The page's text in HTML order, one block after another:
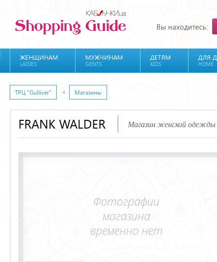
Вы находитесь:
ЖЕНЩИНАМ
LADIES
МУЖЧИНАМ
GENTS
ДЕТЯМ
KIDS
ДЛЯ
HOME
ТРЦ "Gulliver" Магазины
FRANK WALDER Магазин женской одежды